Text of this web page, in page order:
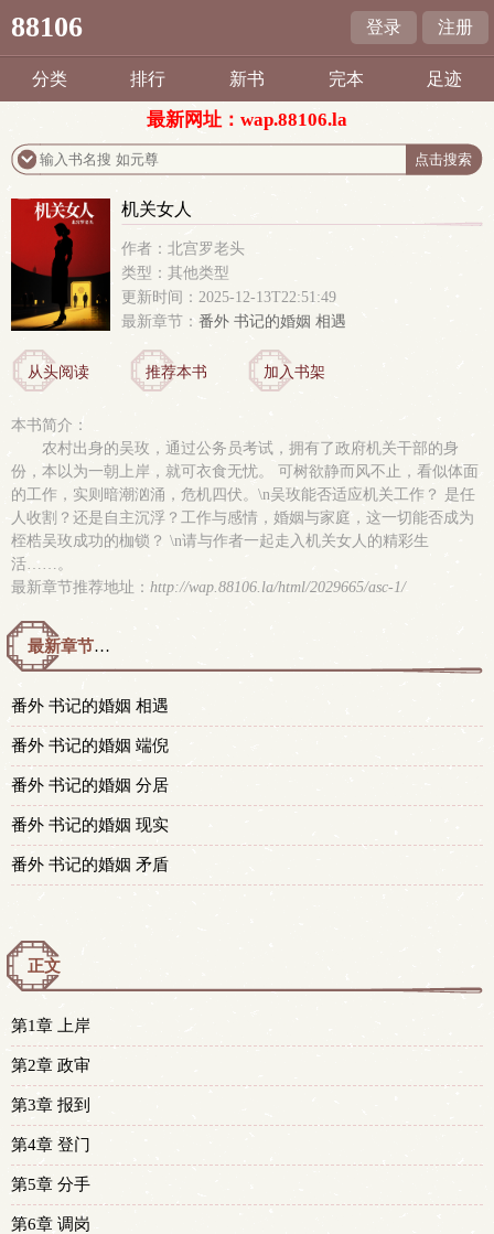
88106 登录 注册
分类 排行 新书 完本 足迹
最新网址：wap.88106.la
机关女人
作者：北宫罗老头
类型：其他类型
更新时间：2025-12-13T22:51:49
最新章节： 番外 书记的婚姻 相遇
从头阅读 推荐本书 加入书架
本书简介：
农村出身的吴玫，通过公务员考试，拥有了政府机关干部的身
份，本以为一朝上岸，就可衣食无忧。 可树欲静而风不止，看似体面
的工作，实则暗潮汹涌，危机四伏。\n吴玫能否适应机关工作？ 是任
人收割？还是自主沉浮？工作与感情，婚姻与家庭，这一切能否成为
桎梏吴玫成功的枷锁？ \n请与作者一起走入机关女人的精彩生
活……。
最新章节推荐地址： http://wap.88106.la/html/2029665/asc-1/
最新章节预览 更新时间：2025-12-13T22:51:49
番外 书记的婚姻 相遇
番外 书记的婚姻 端倪
番外 书记的婚姻 分居
番外 书记的婚姻 现实
番外 书记的婚姻 矛盾
正文
第1章 上岸
第2章 政审
第3章 报到
第4章 登门
第5章 分手
第6章 调岗